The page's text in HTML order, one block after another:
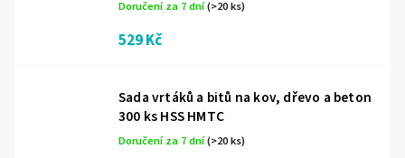
Doručení za 7 dní(>20 ks)
529 Kč
Sada vrtáků a bitů na kov, dřevo a beton
300 ks HSS HMTC
Doručení za 7 dní(>20 ks)